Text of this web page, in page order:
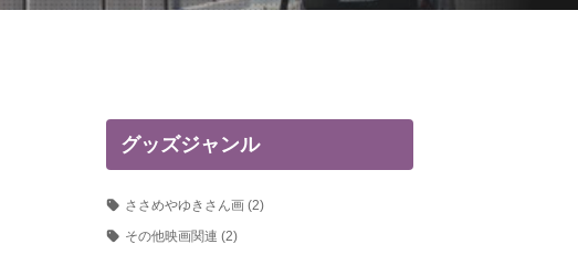
グッズジャンル
ささめやゆきさん画(2)
その他映画関連 (2)